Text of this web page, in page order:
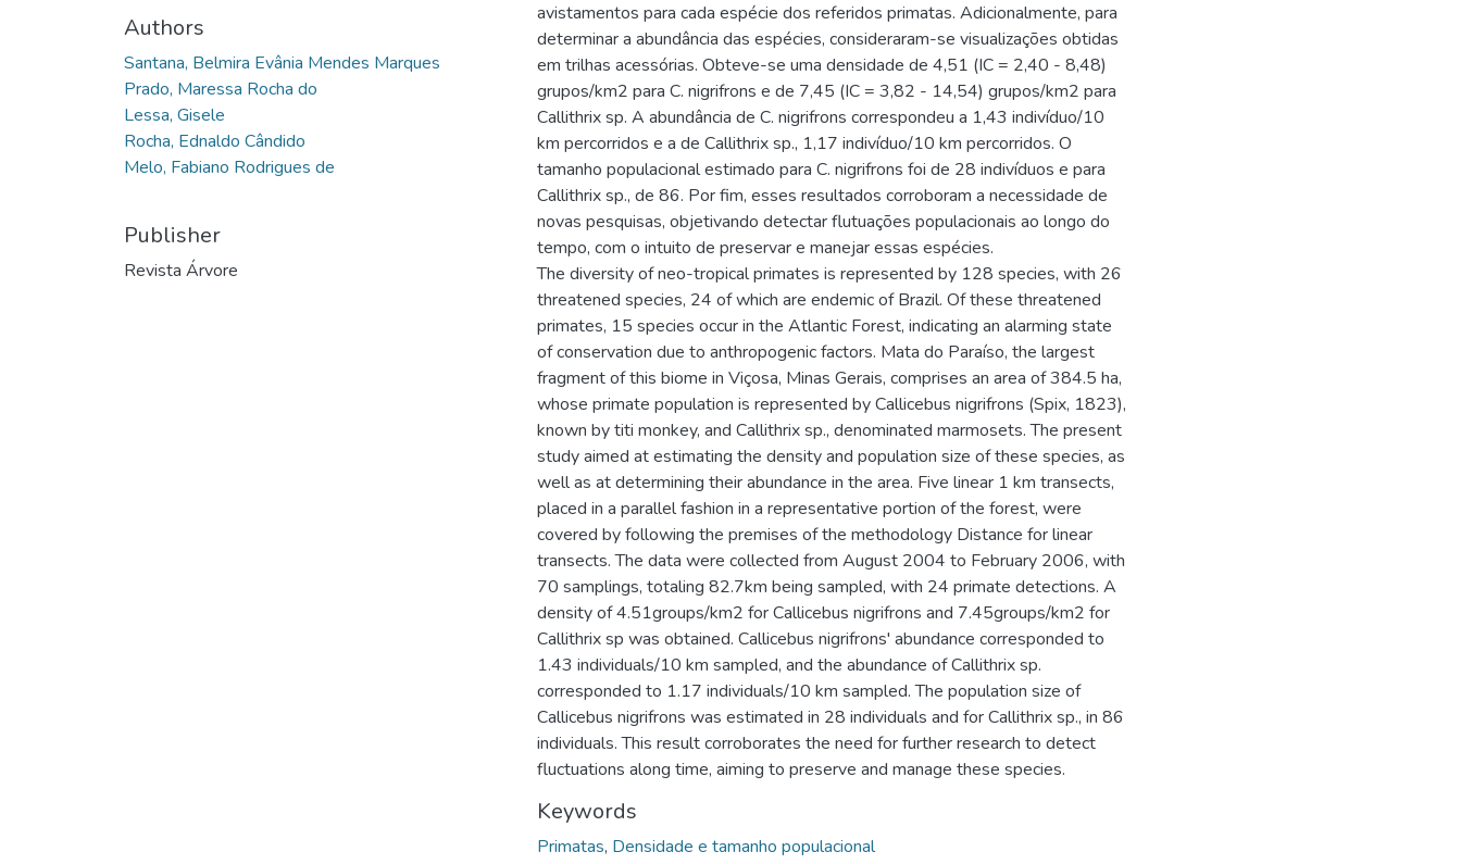
Authors
Santana, Belmira Evânia Mendes Marques
Prado, Maressa Rocha do
Lessa, Gisele
Rocha, Ednaldo Cândido
Melo, Fabiano Rodrigues de
Publisher
Revista Árvore
avistamentos para cada espécie dos referidos primatas. Adicionalmente, para
determinar a abundância das espécies, consideraram-se visualizações obtidas
em trilhas acessórias. Obteve-se uma densidade de 4,51 (IC = 2,40 - 8,48)
grupos/km2 para C. nigrifrons e de 7,45 (IC = 3,82 - 14,54) grupos/km2 para
Callithrix sp. A abundância de C. nigrifrons correspondeu a 1,43 indivíduo/10
km percorridos e a de Callithrix sp., 1,17 indivíduo/10 km percorridos. O
tamanho populacional estimado para C. nigrifrons foi de 28 indivíduos e para
Callithrix sp., de 86. Por fim, esses resultados corroboram a necessidade de
novas pesquisas, objetivando detectar flutuações populacionais ao longo do
tempo, com o intuito de preservar e manejar essas espécies.
The diversity of neo-tropical primates is represented by 128 species, with 26
threatened species, 24 of which are endemic of Brazil. Of these threatened
primates, 15 species occur in the Atlantic Forest, indicating an alarming state
of conservation due to anthropogenic factors. Mata do Paraíso, the largest
fragment of this biome in Viçosa, Minas Gerais, comprises an area of 384.5 ha,
whose primate population is represented by Callicebus nigrifrons (Spix, 1823),
known by titi monkey, and Callithrix sp., denominated marmosets. The present
study aimed at estimating the density and population size of these species, as
well as at determining their abundance in the area. Five linear 1 km transects,
placed in a parallel fashion in a representative portion of the forest, were
covered by following the premises of the methodology Distance for linear
transects. The data were collected from August 2004 to February 2006, with
70 samplings, totaling 82.7km being sampled, with 24 primate detections. A
density of 4.51groups/km2 for Callicebus nigrifrons and 7.45groups/km2 for
Callithrix sp was obtained. Callicebus nigrifrons' abundance corresponded to
1.43 individuals/10 km sampled, and the abundance of Callithrix sp.
corresponded to 1.17 individuals/10 km sampled. The population size of
Callicebus nigrifrons was estimated in 28 individuals and for Callithrix sp., in 86
individuals. This result corroborates the need for further research to detect
fluctuations along time, aiming to preserve and manage these species.
Keywords
Primatas, Densidade e tamanho populacional